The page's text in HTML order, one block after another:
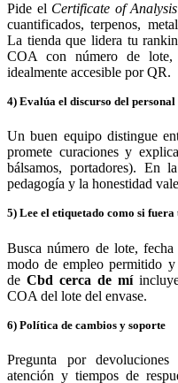
Pide el Certificate of Analysis
cuantificados, terpenos,
La tienda que lidera tu
COA con número de lote,
idealmente accesible por QR.
4) Evalúa el discurso del personal
Un buen equipo distingue
promete curaciones y
bálsamos, portadores). En
pedagogía y la honestidad
5) Lee el etiquetado como si fuera
Busca número de lote, fecha
modo de empleo permitido y
deCbd cerca de mí
COA del lote del envase.
6) Política de cambios y soporte
Pregunta por
atención y tiempos de